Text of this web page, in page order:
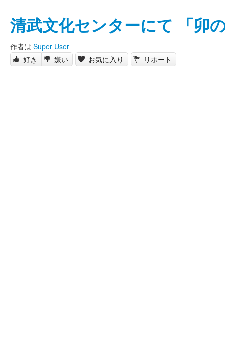
清武文化センターにて 「卯
作者は Super User
好き
嫌い お気に入り リポート